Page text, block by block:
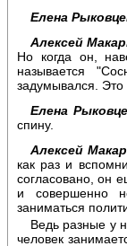
Елена
Алексей
Но когда он,
называется
задумывался.
Елена
спину.
Алексей
как раз и
согласовано, он
и совершенно
заниматься
Ведь разные у
человек